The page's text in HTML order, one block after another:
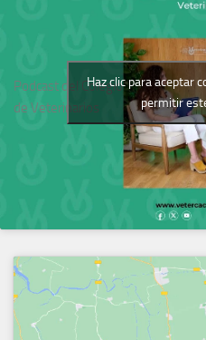
Podcast del Colegio
de Veterinarios
Haz clic para aceptar
permitir